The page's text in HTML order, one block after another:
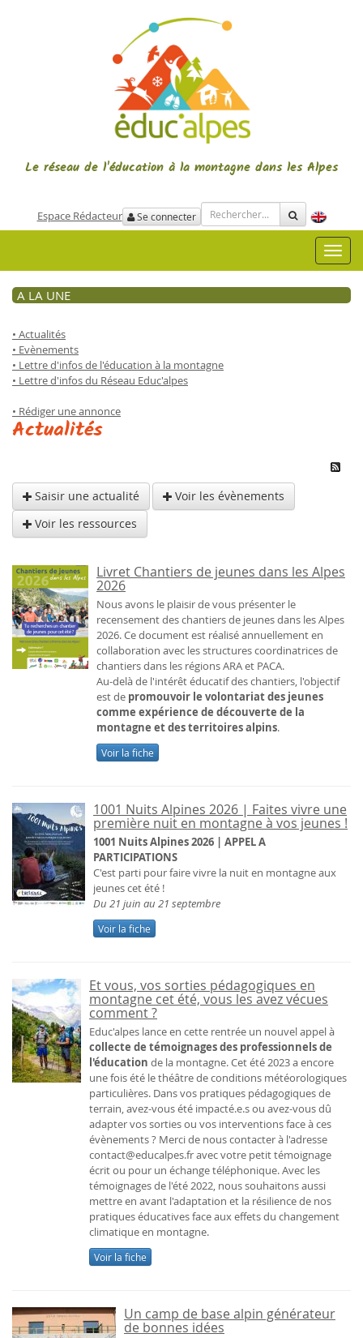
Le réseau de l'éducation à la montagne dans les Alpes
Espace Rédacteur Se connecter
A LA UNE
• Actualités
• Evènements
• Lettre d'infos de l'éducation à la montagne
• Lettre d'infos du Réseau Educ'alpes
• Rédiger une annonce
Actualités
Saisir une actualité
Voir les évènements
Voir les ressources
Livret Chantiers de jeunes dans les Alpes
2026
Nous avons le plaisir de vous présenter le
recensement des chantiers de jeunes dans les Alpes
2026. Ce document est réalisé annuellement en
collaboration avec les structures coordinatrices de
chantiers dans les régions ARA et PACA.
Au-delà de l'intérêt éducatif des chantiers, l'objectif
est de promouvoir le volontariat des jeunes
comme expérience de découverte de la
montagne et des territoires alpins.
Voir la fiche
1001 Nuits Alpines 2026 | Faites vivre une
première nuit en montagne à vos jeunes !
1001 Nuits Alpines 2026 | APPEL A
PARTICIPATIONS
C'est parti pour faire vivre la nuit en montagne aux
jeunes cet été !
Du 21 juin au 21 septembre
Voir la fiche
Et vous, vos sorties pédagogiques en
montagne cet été, vous les avez vécues
comment ?
Educ'alpes lance en cette rentrée un nouvel appel à
collecte de témoignages des professionnels de
l'éducation de la montagne. Cet été 2023 a encore
une fois été le théâtre de conditions météorologiques
particulières. Dans vos pratiques pédagogiques de
terrain, avez-vous été impacté.e.s ou avez-vous dû
adapter vos sorties ou vos interventions face à ces
évènements ? Merci de nous contacter à l'adresse
contact@educalpes.fr avec votre petit témoignage
écrit ou pour un échange téléphonique. Avec les
témoignages de l'été 2022, nous souhaitons aussi
mettre en avant l'adaptation et la résilience de nos
pratiques éducatives face aux effets du changement
climatique en montagne.
Voir la fiche
Un camp de base alpin générateur
de bonnes idées